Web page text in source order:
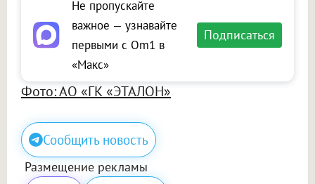
Не пропускайте
важное — узнавайте
первыми с Om1 в
«Макс»
Подписаться
Фото: АО «ГК «ЭТАЛОН»
Сообщить новость
Размещение рекламы